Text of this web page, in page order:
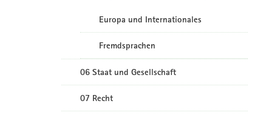
Europa und Internationales
Fremdsprachen
06 Staat und Gesellschaft
07 Recht